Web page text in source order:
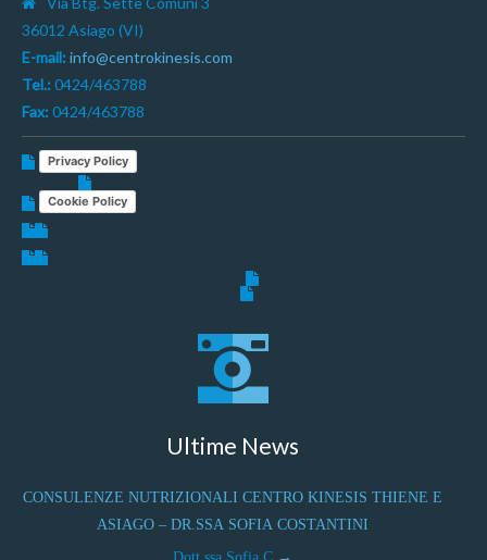
36012 Asiago (VI)
E-mail: info@centrokinesis.com
Tel.: 0424/463788
Fax: 0424/463788
Privacy Policy
Cookie Policy
Ultime News
CONSULENZE NUTRIZIONALI CENTRO KINESIS THIENE E
ASIAGO – DR.SSA SOFIA COSTANTINI
Dott.ssa Sofia C